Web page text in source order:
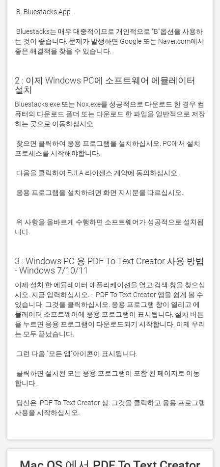
B. Bluestacks App
는 것이 좋습니다. 문제가 발생하면 Google 또는 Naver.com에서
좋은 해결책을 찾을 수 있습니다.
2 : 이제 Windows PC에 소프트웨어 에뮬레이터
설치
Bluestacks.exe 또는 Nox.exe를 성공적으로 다운로드 한 경우 컴
퓨터의 다운로드 폴더 또는 다운로드 한 파일을 일반적으로 저장
니다.
3 : Windows PC 용 PDF To Text Creator 사용 방법
- Windows 7/10/11
이제 설치 한 에뮬레이터 애플리케이션을 열고 검색 창을 찾으십
시오. 지금 입력하십시오. -  PDF To Text Creator 앱을 쉽게 볼 수
있습니다. 그것을 클릭하십시오. 응용 프로그램 창이 열리고 에
뮬레이터 소프트웨어에 응용 프로그램이 표시됩니다. 설치 버튼
을 누르면 응용 프로그램이 다운로드되기 시작합니다. 이제 우리
사용을 시작하십시오.